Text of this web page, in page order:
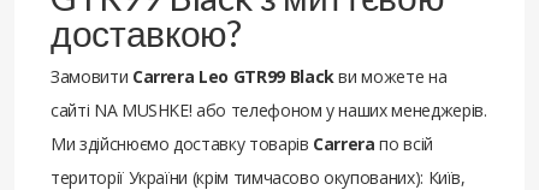
доставкою?
Замовити Carrera Leo GTR99 Blackви можете на
сайті NA MUSHKE! або телефоном у наших менеджерів.
Ми здійснюємо доставку товарів Carrera по всій
території України (крім тимчасово окупованих): Київ,